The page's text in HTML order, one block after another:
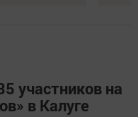
участников на
в Калуге